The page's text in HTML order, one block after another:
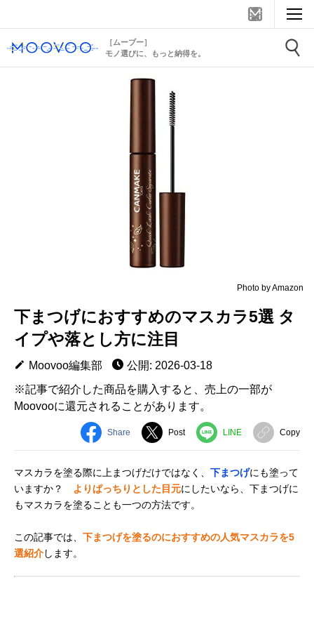
［ムーブー］
モノ選びに、もっと納得を。
Photo by Amazon
下まつげにおすすめのマスカラ5選 タ
イプや落とし方に注目
Moovoo編集部
公開: 2026-03-18
※記事で紹介した商品を購入すると、売上の一部が
Moovooに還元されることがあります。
Share Post LINE Copy
マスカラを塗る際に上まつげだけではなく、 下まつげにも塗って
いますか？
よりぱっちりとした目元にしたいなら、下まつげに
もマスカラを塗ることも一つの方法です。
この記事では、 下まつげを塗るのにおすすめの人気マスカラを5
選紹介します。